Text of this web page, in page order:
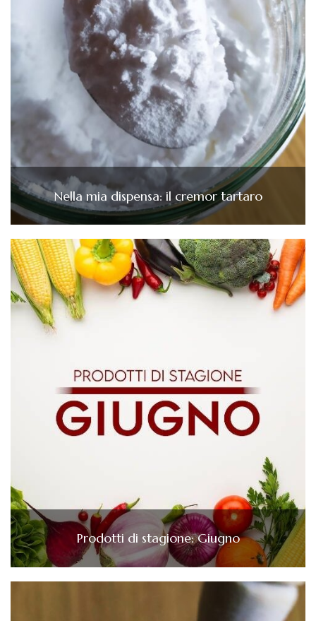
Nella mia dispensa: il cremor tartaro
Prodotti di stagione: Giugno